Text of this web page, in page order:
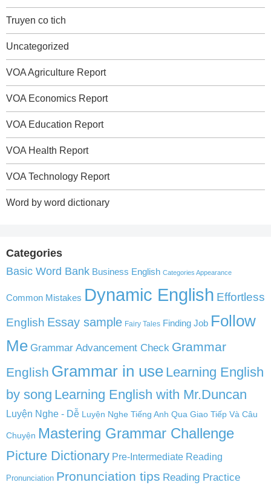
Truyen co tich
Uncategorized
VOA Agriculture Report
VOA Economics Report
VOA Education Report
VOA Health Report
VOA Technology Report
Word by word dictionary
Categories
Basic Word Bank Business English Categories Appearance
Common Mistakes Dynamic English Effortless
English Essay sample Fairy Tales Finding Job Follow
Me Grammar Advancement Check Grammar
English Grammar in use Learning English
by song Learning English with Mr.Duncan
Luyện Nghe - Dễ Luyện Nghe Tiếng Anh Qua Giao Tiếp Và Câu
Chuyện Mastering Grammar Challenge
Picture Dictionary Pre-Intermediate Reading
Pronunciation Pronunciation tips Reading Practice